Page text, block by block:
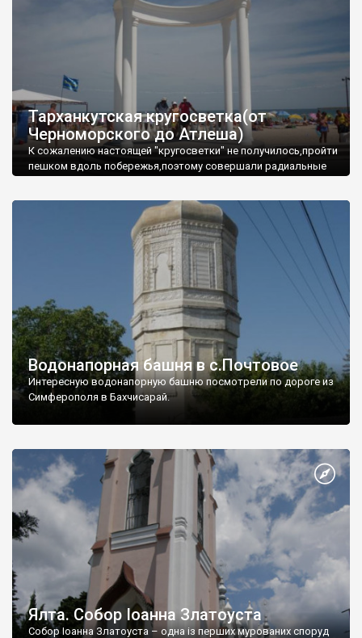
Тарханкутская кругосветка(от
Черноморского до Атлеша)
К сожалению настоящей "кругосветки" не получилось,пройти
пешком вдоль побережья,поэтому совершали радиальные
Водонапорная башня в с.Почтовое
Интересную водонапорную башню посмотрели по дороге из
Симферополя в Бахчисарай.
Ялта. Собор Іоанна Златоуста
Собор Іоанна Златоуста – одна із перших мурованих споруд